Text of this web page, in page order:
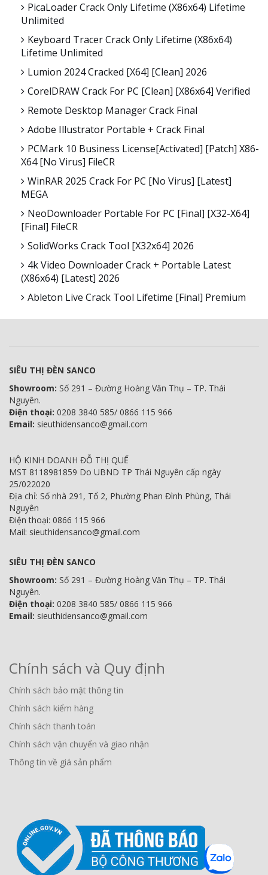
PicaLoader Crack Only Lifetime (x86x64) Lifetime
Unlimited
Keyboard Tracer Crack Only Lifetime (x86x64)
Lifetime Unlimited
Lumion 2024 Cracked [x64] [Clean] 2026
CorelDRAW Crack For PC [Clean] [x86x64] Verified
Remote Desktop Manager Crack Final
Adobe Illustrator Portable + Crack Final
PCMark 10 Business License[Activated] [Patch] X86-
X64 [no Virus] FileCR
WinRAR 2025 Crack For PC [no Virus] [Latest]
MEGA
NeoDownloader Portable For PC [Final] [x32-X64]
[Final] FileCR
SolidWorks Crack Tool [x32x64] 2026
4k Video Downloader Crack + Portable Latest
(x86x64) [Latest] 2026
Ableton Live Crack Tool Lifetime [Final] Premium
SIÊU THỊ ĐÈN SANCO
Showroom: Số 291 – Đường Hoàng Văn Thụ – TP. Thái
Nguyên.
Điện thoại: 0208 3840 585/ 0866 115 966
Email: sieuthidensanco@gmail.com
HỘ KINH DOANH ĐỖ THỊ QUẾ
MST 8118981859 Do UBND TP Thái Nguyên cấp ngày
25/022020
Địa chỉ: Số nhà 291, Tổ 2, Phường Phan Đình Phùng, Thái
Nguyên
Điện thoại: 0866 115 966
Mail: sieuthidensanco@gmail.com
SIÊU THỊ ĐÈN SANCO
Showroom: Số 291 – Đường Hoàng Văn Thụ – TP. Thái
Nguyên.
Điện thoại: 0208 3840 585/ 0866 115 966
Email: sieuthidensanco@gmail.com
Chính sách và Quy định
Chính sách bảo mật thông tin
Chính sách kiểm hàng
Chính sách thanh toán
Chính sách vận chuyển và giao nhận
Thông tin về giá sản phẩm